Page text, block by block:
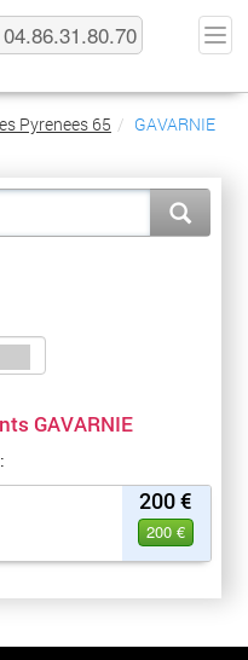
Pyrenees 65 GAVARNIE
GAVARNIE
200 €
200 €